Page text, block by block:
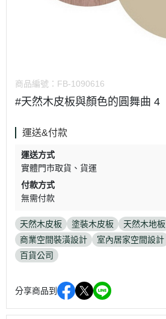
商品編號： FB-1090616
#天然木皮板與顏色的圓舞曲 4
運送&付款
運送方式
實體門市取貨
貨運
付款方式
無需付款
天然木皮板 塗裝木皮板 天然木地板
商業空間裝潢設計
室內居家空間設計
百貨公司
分享商品到